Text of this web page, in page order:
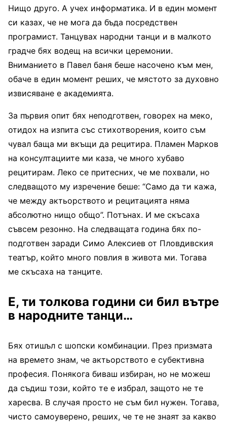
Нищо друго. А учех информатика. И в един момент
си казах, че не мога да бъда посредствен
програмист. Танцувах народни танци и в малкото
градче бях водещ на всички церемонии.
Вниманието в Павел баня беше насочено към мен,
обаче в един момент реших, че мястото за духовно
извисяване е академията.
За първия опит бях неподготвен, говорех на меко,
отидох на изпита със стихотворения, които съм
чувал баща ми вкъщи да рецитира. Пламен Марков
на консултациите ми каза, че много хубаво
рецитирам. Леко се притесних, че ме похвали, но
следващото му изречение беше: “Само да ти кажа,
че между актьорството и рецитацията няма
абсолютно нищо общо”. Потънах. И ме скъсаха
съвсем резонно. На следващата година бях по-
подготвен заради Симо Алексиев от Пловдивския
театър, който много повлия в живота ми. Тогава
ме скъсаха на танците.
Е, ти толкова години си бил вътре
в народните танци…
Бях отишъл с шопски комбинации. През призмата
на времето знам, че актьорството е субективна
професия. Понякога биваш избиран, но не можеш
да съдиш този, който те е избрал, защото не те
харесва. В случая просто не съм бил нужен. Тогава,
чисто самоуверено, реших, че те не знаят за какво